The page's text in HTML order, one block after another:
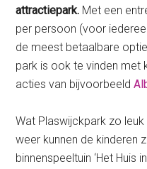
attractiepark. Met een
per persoon (voor
de meest betaalbare
park is ook te vinden met
acties van bijvoorbeeld
Wat Plaswijckpark zo
weer kunnen de kinderen
binnenspeeltuin ‘Het Huis